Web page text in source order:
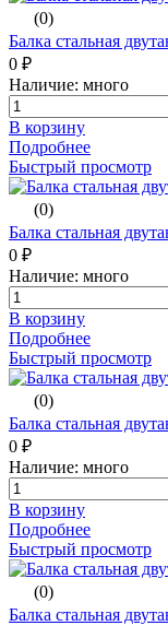
(0)
Балка стальная
0 ₽
Наличие: много
В корзину
Подробнее
Быстрый просмотр
(0)
Балка стальная
0 ₽
Наличие: много
В корзину
Подробнее
Быстрый просмотр
(0)
Балка стальная
0 ₽
Наличие: много
В корзину
Подробнее
Быстрый просмотр
(0)
Балка стальная